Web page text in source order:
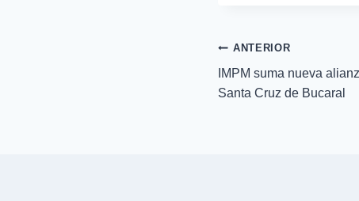
ANTERIOR
IMPM suma nueva
Santa Cruz de Bucaral